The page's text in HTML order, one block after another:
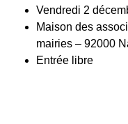
Vendredi 2
Maison des
mairies – 92000
Entrée libre